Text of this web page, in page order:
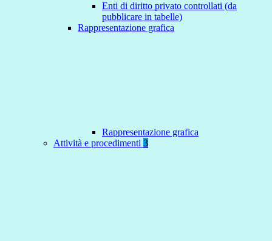
Enti di diritto privato controllati (da
pubblicare in tabelle)
Rappresentazione grafica
Rappresentazione grafica
Attività e procedimenti 3